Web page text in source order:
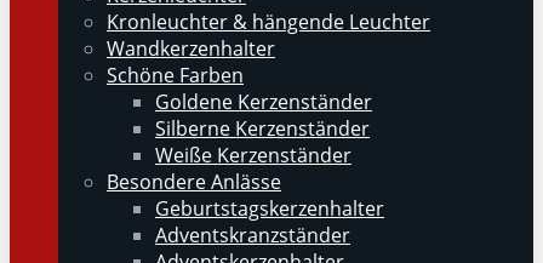
Kronleuchter & hängende Leuchter
Wandkerzenhalter
Schöne Farben
Goldene Kerzenständer
Silberne Kerzenständer
Weiße Kerzenständer
Besondere Anlässe
Geburtstagskerzenhalter
Adventskranzständer